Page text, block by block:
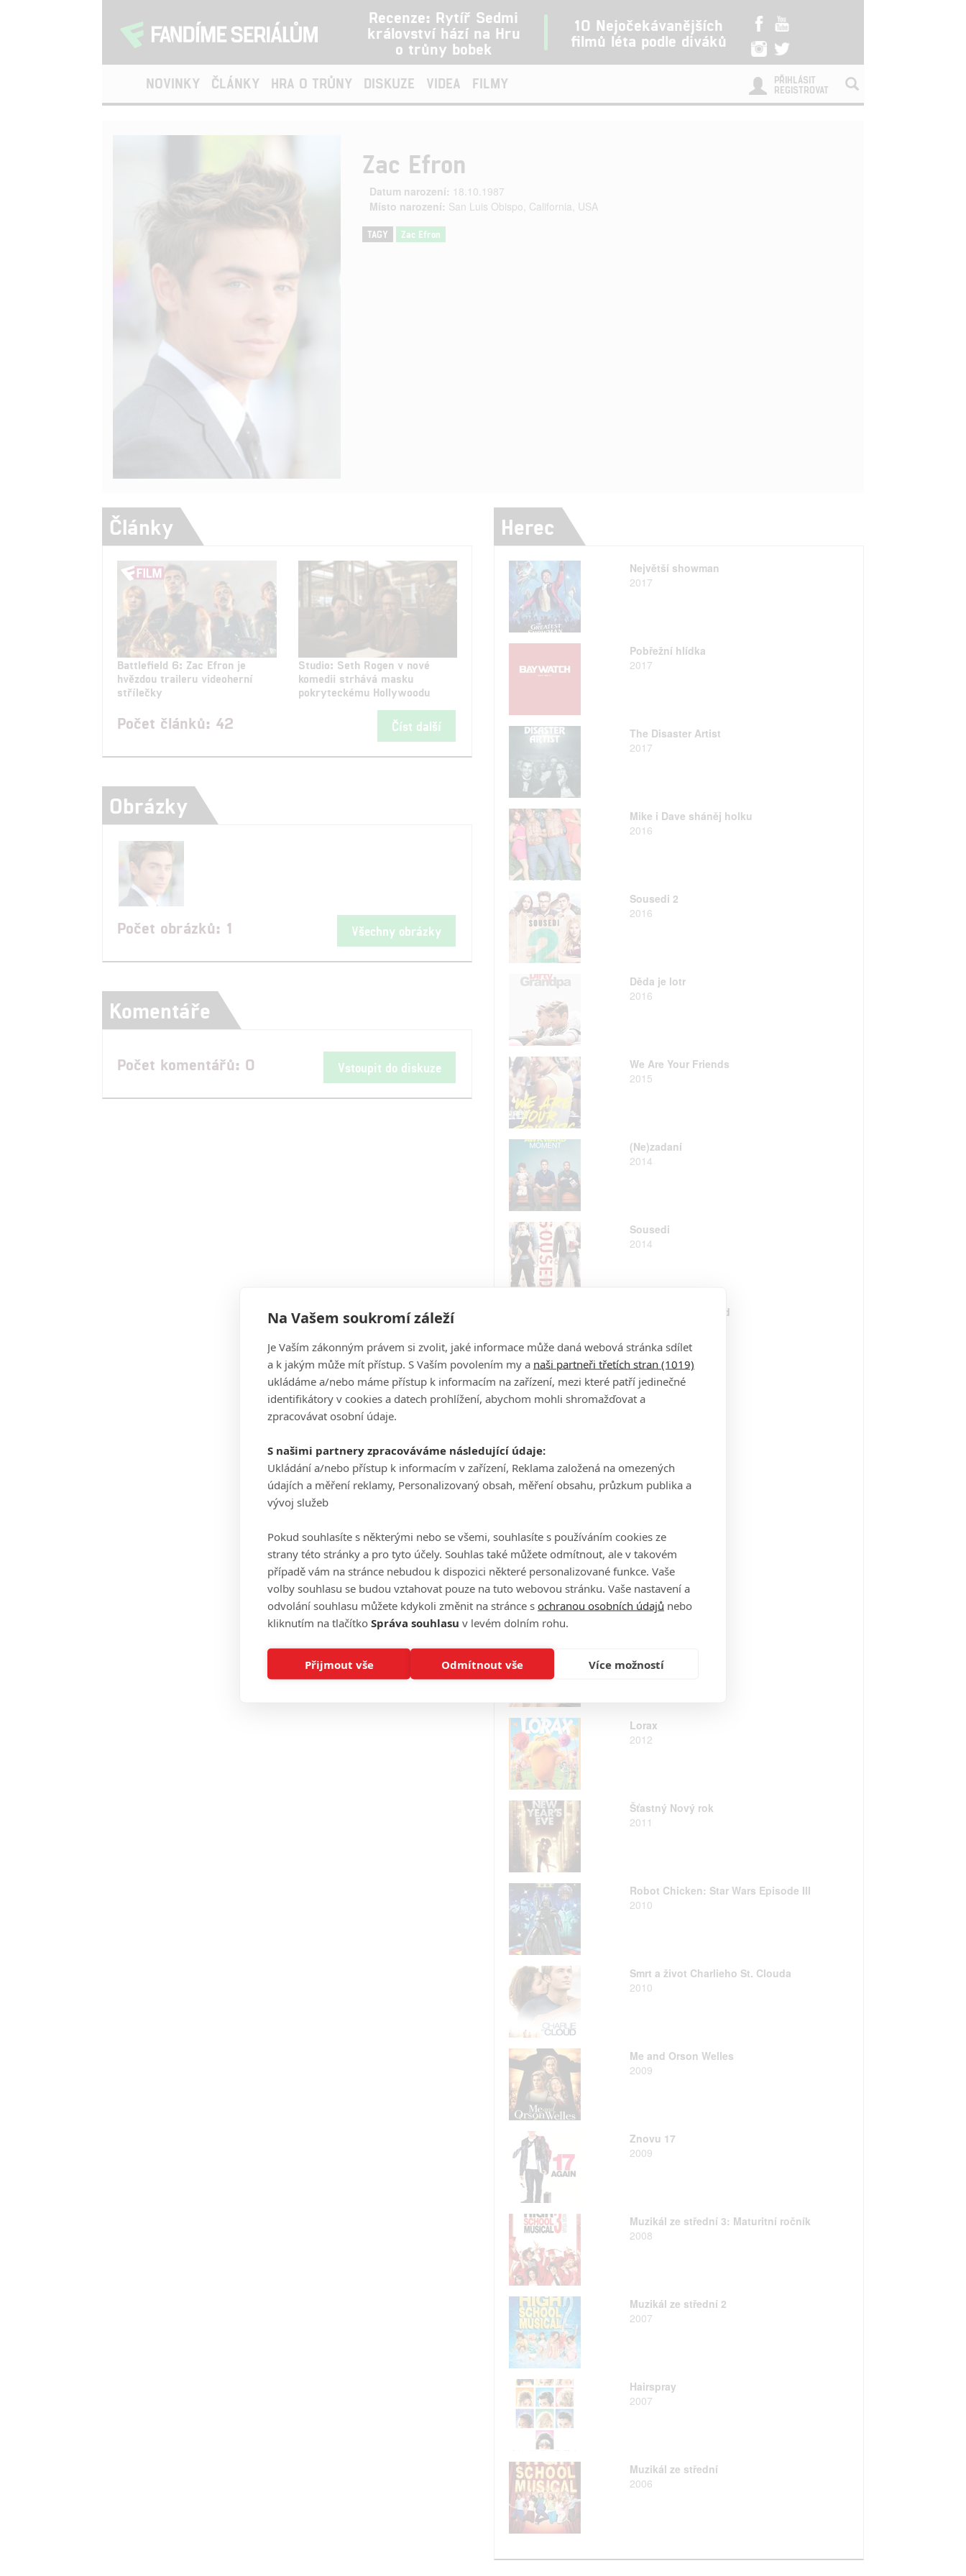
Recenze: Rytíř Sedmi
království hází na Hru
o trůny bobek
10 Nejočekávanějších
filmů léta podle diváků
NOVINKY ČLÁNKY HRA O TRŮNY DISKUZE VIDEA FILMY
PŘIHLÁSIT
REGISTROVAT
Zac Efron
Datum narození: 18.10.1987
Místo narození: San Luis Obispo, California, USA
TAGY Zac Efron
Články
Battlefield 6: Zac Efron je
hvězdou traileru videoherní
střílečky
Studio: Seth Rogen v nové
komedii strhává masku
pokryteckému Hollywoodu
Počet článků: 42 Číst další
Obrázky
Počet obrázků: 1 Všechny obrázky
Komentáře
Počet komentářů: 0 Vstoupit do diskuze
Herec
Největší showman
2017
Pobřežní hlídka
2017
The Disaster Artist
2017
Mike i Dave sháněj holku
2016
Sousedi 2
2016
Děda je lotr
2016
We Are Your Friends
2015
(Ne)zadaní
2014
Sousedi
2014
Nemocnice Parkland
Reportér
Za každou cenu!
2012
Svobodná umění
2012
2012
Lorax
2012
Šťastný Nový rok
2011
Robot Chicken: Star Wars Episode III
2010
Smrt a život Charlieho St. Clouda
2010
Me and Orson Welles
2009
Znovu 17
2009
Muzikál ze střední 3: Maturitní ročník
2008
Muzikál ze střední 2
2007
Hairspray
2007
Muzikál ze střední
2006
Na Vašem soukromí záleží
Je Vaším zákonným právem si zvolit, jaké informace může daná webová stránka sdílet
a k jakým může mít přístup. S Vaším povolením my a naši partneři třetích stran (1019)
ukládáme a/nebo máme přístup k informacím na zařízení, mezi které patří jedinečné
identifikátory v cookies a datech prohlížení, abychom mohli shromažďovat a
zpracovávat osobní údaje.
S našimi partnery zpracováváme následující údaje:
Ukládání a/nebo přístup k informacím v zařízení, Reklama založená na omezených
údajích a měření reklamy, Personalizovaný obsah, měření obsahu, průzkum publika a
vývoj služeb
Pokud souhlasíte s některými nebo se všemi, souhlasíte s používáním cookies ze
strany této stránky a pro tyto účely. Souhlas také můžete odmítnout, ale v takovém
případě vám na stránce nebudou k dispozici některé personalizované funkce. Vaše
volby souhlasu se budou vztahovat pouze na tuto webovou stránku. Vaše nastavení a
odvolání souhlasu můžete kdykoli změnit na stránce s ochranou osobních údajů nebo
kliknutím na tlačítko Správa souhlasu v levém dolním rohu.
Přijmout vše Odmítnout vše Více možností